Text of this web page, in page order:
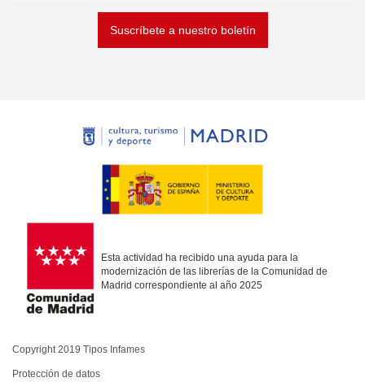
Suscríbete a nuestro boletín
Esta actividad ha recibido una ayuda para la
modernización de las librerías de la Comunidad de
Madrid correspondiente al año 2025
Copyright 2019 Tipos Infames
Protección de datos